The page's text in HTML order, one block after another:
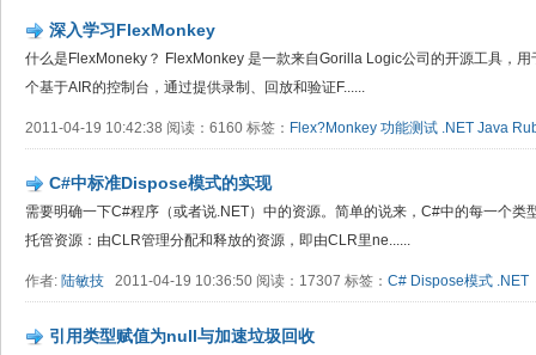
深入学习Flex​Monkey
什么是FlexMoneky？ FlexMonkey 是一款来自Gorilla Logic公司的开源工具，
个基于AIR的控制台，通过提供录制、回放和验证F......
2011-04-19 10:42:38 阅读：6160 标签： Flex?Monkey 功能测试 .NET Java
C#中标准Dispose模式的实现
需要明确一下C#程序（或者说.NET）中的资源。简单的说来，C#中的每一个类
托管资源：由CLR管理分配和释放的资源，即由CLR里ne......
作者: 陆敏技 2011-04-19 10:36:50 阅读：17307 标签： C# Dispose模式 .NET
引用类型赋值为null与加速垃圾回收